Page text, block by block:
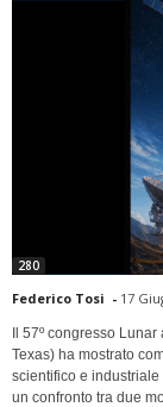
280
Federico Tosi - 17
Il 57º congresso
Texas) ha mostrato
scientifico e
un confronto tra due